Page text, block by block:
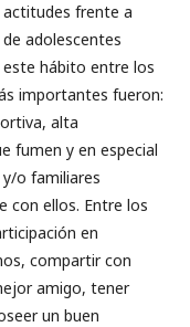
frente a
adolescentes
este hábito entre los
importantes fueron:
alta
fumen y en especial
o familiares
con ellos. Entre los
en
compartir con
amigo, tener
un buen